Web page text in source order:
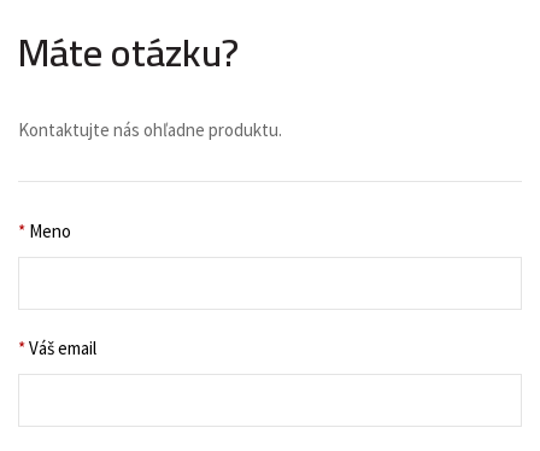
Máte otázku?
Kontaktujte nás ohľadne produktu.
* Meno
*Váš email